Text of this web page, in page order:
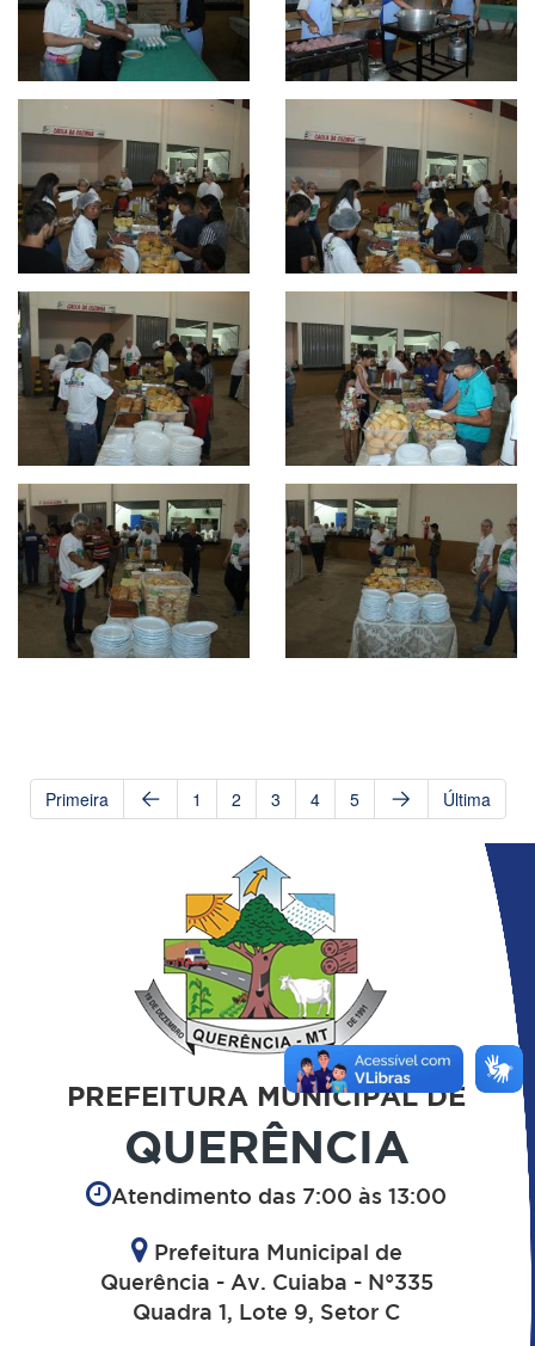
Primeira 1 2 3 4 5 Última
PREFEITURA MUNICIPAL DE
QUERÊNCIA
Atendimento das 7:00 às 13:00
Prefeitura Municipal de
Querência - Av. Cuiaba - N°335
Quadra 1, Lote 9, Setor C